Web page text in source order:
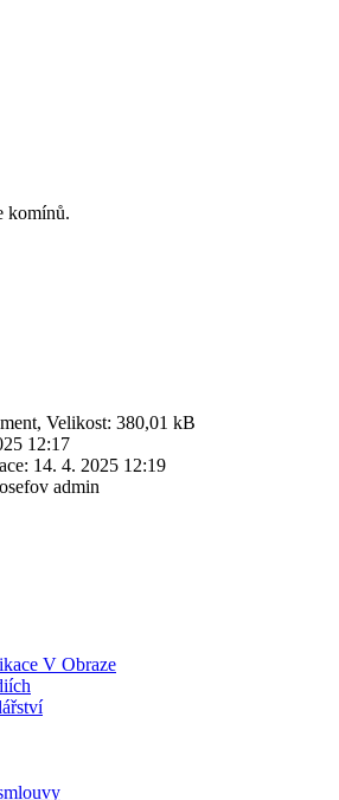
komínů.
Velikost: 380,01 kB
12:17
14. 4. 2025 12:19
admin
V Obraze